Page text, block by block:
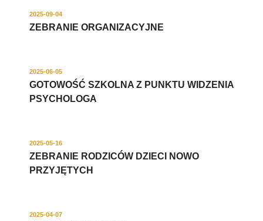
2025-09-04
ZEBRANIE ORGANIZACYJNE
2025-06-05
GOTOWOŚĆ SZKOLNA Z PUNKTU WIDZENIA
PSYCHOLOGA
2025-05-16
ZEBRANIE RODZICÓW DZIECI NOWO
PRZYJĘTYCH
2025-04-07